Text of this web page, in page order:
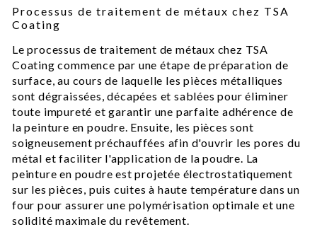
Processus de traitement de métaux chez TSA
Coating
Le processus de traitement de métaux chez TSA
Coating commence par une étape de préparation de
surface, au cours de laquelle les pièces métalliques
sont dégraissées, décapées et sablées pour éliminer
toute impureté et garantir une parfaite adhérence de
la peinture en poudre. Ensuite, les pièces sont
soigneusement préchauffées afin d'ouvrir les pores du
métal et faciliter l'application de la poudre. La
peinture en poudre est projetée électrostatiquement
sur les pièces, puis cuites à haute température dans un
four pour assurer une polymérisation optimale et une
solidité maximale du revêtement.